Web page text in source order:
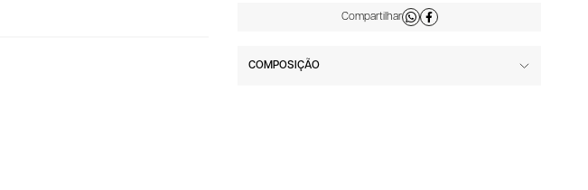
COMPOSIÇÃO